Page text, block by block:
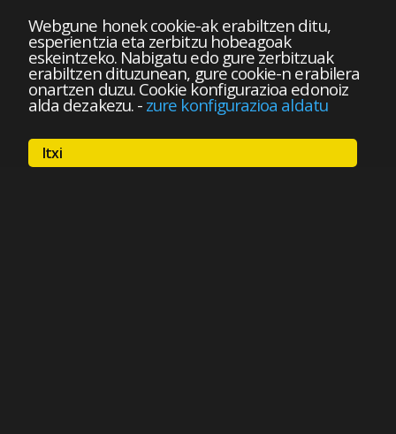
Webgune honek cookie-ak erabiltzen ditu,
esperientzia eta zerbitzu hobeagoak
eskeintzeko. Nabigatu edo gure zerbitzuak
erabiltzen dituzunean, gure cookie-n erabilera
onartzen duzu. Cookie konfigurazioa edonoiz
alda dezakezu.- zure konfigurazioa aldatu
Itxi